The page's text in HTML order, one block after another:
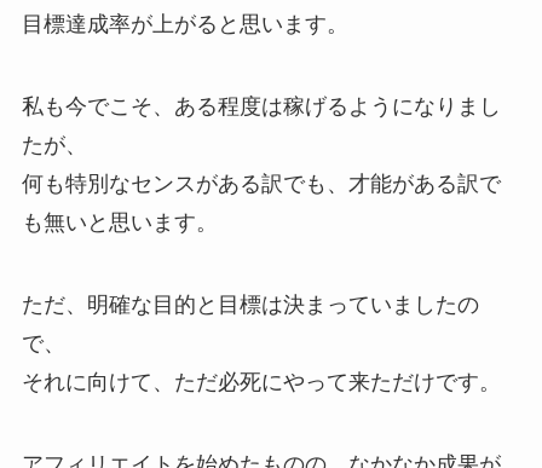
目標達成率が上がると思います。
私も今でこそ、ある程度は稼げるようになりまし
たが、
何も特別なセンスがある訳でも、才能がある訳で
も無いと思います。
ただ、明確な目的と目標は決まっていましたの
で、
それに向けて、ただ必死にやって来ただけです。